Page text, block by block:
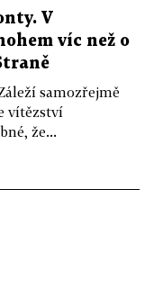
V
víc než o
samozřejmě
vítězství
že...